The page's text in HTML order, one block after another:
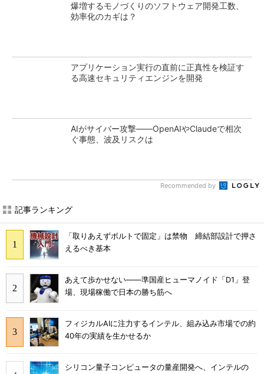
爆増するモノづくりのソフトウェア開発工数、
効率化のカギは？
アプリケーション実行の直前に正真性を検証す
る高速セキュリティエンジンを開発
AIがサイバー攻撃――OpenAIやClaudeで相次
ぐ事態、波及リスクは
Recommended by
記事ランキング
「取りあえずボルトで固定」は禁物 締結部設計で押さ
えるべき基本
あえて歩かせない――準国産ヒューマノイド「D1」登
場、現場稼働で日本の勝ち筋へ
フィジカルAIに注力するインテル、組み込み市場での約
40年の実績を生かせるか
シリコン量子コンピュータの量産開発へ、インテルの